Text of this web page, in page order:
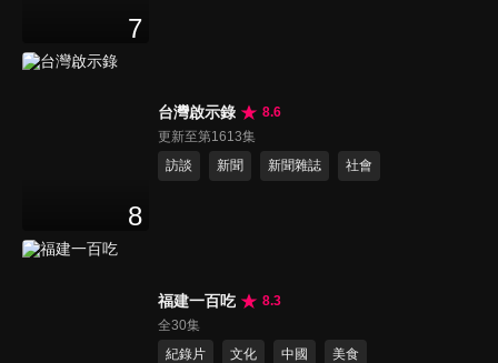
7
8
台灣啟示錄
8.6
更新至第1613集
訪談
新聞 新聞雜誌 社會
福建一百吃
8.3
全30集
紀錄片
文化 中國 美食